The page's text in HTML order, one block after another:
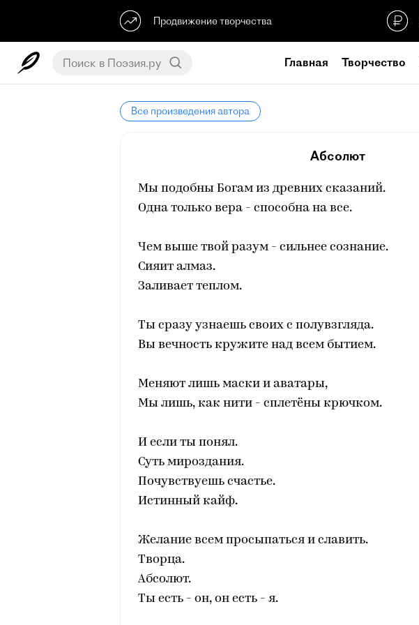
Продвижение творчества
Главная Творчество
Все произведения автора
Абсолют
Мы подобны Богам из древних сказаний.
Одна только вера - способна на все.
Чем выше твой разум - сильнее сознание.
Сияит алмаз.
Заливает теплом.
Ты сразу узнаешь своих с полувзгляда.
Вы вечность кружите над всем бытием.
Меняют лишь маски и аватары,
Мы лишь, как нити - сплетёны крючком.
И если ты понял.
Суть мироздания.
Почувствуешь счастье.
Истинный кайф.
Желание всем просыпаться и славить.
Творца.
Абсолют.
Ты есть - он, он есть - я.